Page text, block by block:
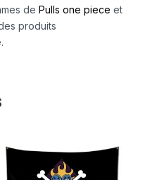
de Pulls one piece et
produits